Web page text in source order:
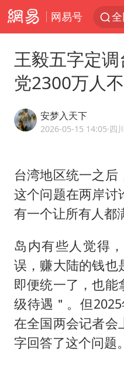
网易号
王毅五字定
党2300万人
安梦入天下
2026-05-15 14:05·四川
台湾地区统一之后
这个问题在两岸讨
有一个让所有人都
岛内有些人觉得
误，赚大陆的钱也
即便统一了，也能
级待遇＂。但
在全国两会记者会
字回答了这个问题。